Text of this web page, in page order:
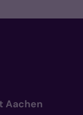
Aachen